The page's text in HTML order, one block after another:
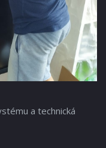
a technická